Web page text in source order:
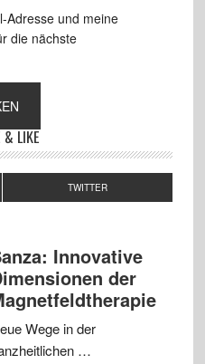
Adresse und meine
die nächste
& LIKE
TWITTER
Innovative
der
Wege in der
…